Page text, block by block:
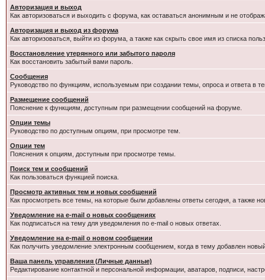
Авторизация и выход
Как авторизоваться и выходить с форума, как оставаться анонимным и не
Авторизация и выход из форума
Как авторизоваться, выйти из форума, а также как скрыть свое имя из списка
Восстановление утерянного или забытого пароля
Как восстановить забытый вами пароль.
Сообщения
Руководство по функциям, используемым при создании темы, опроса и ответа в
Размещение сообщений
Пояснение к функциям, доступным при размещении сообщений на форуме.
Опции темы
Руководство по доступным опциям, при просмотре тем.
Опции тем
Пояснения к опциям, доступным при просмотре темы.
Поиск тем и сообщений
Как пользоваться функцией поиска.
Просмотр активных тем и новых сообщений
Как просмотреть все темы, на которые были добавлены ответы сегодня, а также
Уведомление на e-mail о новых сообщениях
Как подписаться на тему для уведомления по e-mail о новых ответах.
Уведомление на е-mail о новом сообщении
Как получить уведомление электронным сообщением, когда в тему добавлен
Ваша панель управления (Личные данные)
Редактирование контактной и персональной информации, аватаров, подписи,